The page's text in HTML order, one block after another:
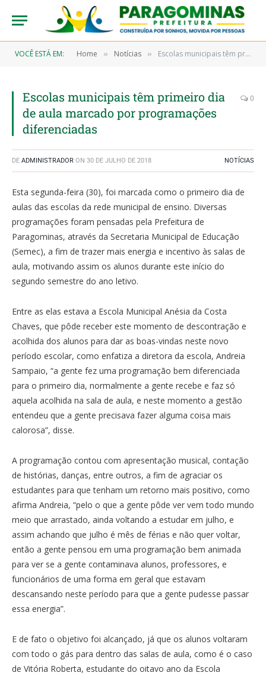
VOCÊ ESTÁ EM: Home » Notícias » Escolas municipais têm primeiro dia de aula marcado por programações diferenciadas
Escolas municipais têm primeiro dia
de aula marcado por programações
diferenciadas
0
DE ADMINISTRADOR ON 30 DE JULHO DE 2018 NOTÍCIAS
Esta segunda-feira (30), foi marcada como o primeiro dia de
aulas das escolas da rede municipal de ensino. Diversas
programações foram pensadas pela Prefeitura de
Paragominas, através da Secretaria Municipal de Educação
(Semec), a fim de trazer mais energia e incentivo às salas de
aula, motivando assim os alunos durante este início do
segundo semestre do ano letivo.
Entre as elas estava a Escola Municipal Anésia da Costa
Chaves, que pôde receber este momento de descontração e
acolhida dos alunos para dar as boas-vindas neste novo
período escolar, como enfatiza a diretora da escola, Andreia
Sampaio, “a gente fez uma programação bem diferenciada
para o primeiro dia, normalmente a gente recebe e faz só
aquela acolhida na sala de aula, e neste momento a gestão
entendeu que a gente precisava fazer alguma coisa mais
calorosa”, disse.
A programação contou com apresentação musical, contação
de histórias, danças, entre outros, a fim de agraciar os
estudantes para que tenham um retorno mais positivo, como
afirma Andreia, “pelo o que a gente pôde ver vem todo mundo
meio que arrastado, ainda voltando a estudar em julho, e
assim achando que julho é mês de férias e não quer voltar,
então a gente pensou em uma programação bem animada
para ver se a gente contaminava alunos, professores, e
funcionários de uma forma em geral que estavam
descansando neste período para que a gente pudesse passar
essa energia”.
E de fato o objetivo foi alcançado, já que os alunos voltaram
com todo o gás para dentro das salas de aula, como é o caso
de Vitória Roberta, estudante do oitavo ano da Escola